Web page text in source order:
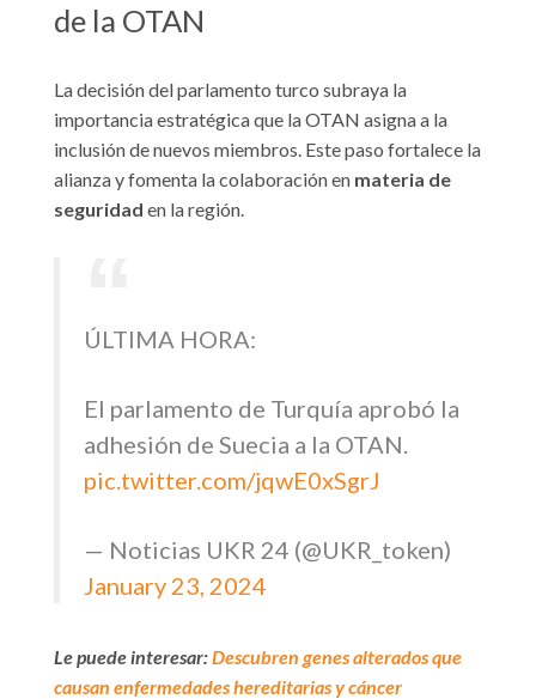
de la OTAN
La decisión del parlamento turco subraya la
importancia estratégica que la OTAN asigna a la
inclusión de nuevos miembros. Este paso fortalece la
alianza y fomenta la colaboración en materia de
seguridad en la región.
ÚLTIMA HORA:
El parlamento de Turquía aprobó la
adhesión de Suecia a la OTAN.
pic.twitter.com/jqwE0xSgrJ
— Noticias UKR 24 (@UKR_token)
January 23, 2024
Le puede interesar:Descubren genes alterados que
causan enfermedades hereditarias y cáncer